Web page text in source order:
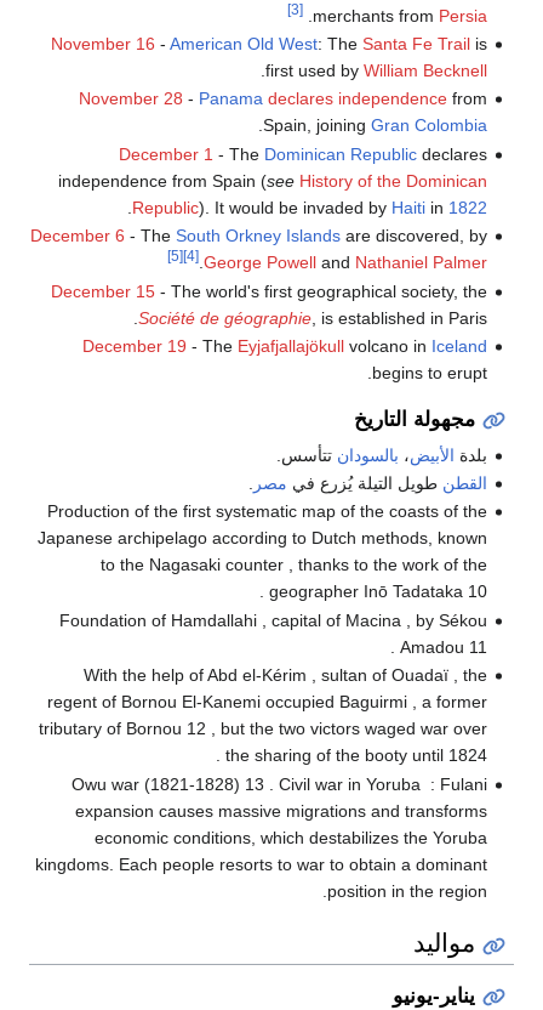
merchants from Persia
.
[3]
November 16 - American Old West: The Santa Fe Trailis
first used by William Becknell
November 28 - Panama declares independencefrom
Spain, joining Gran Colombia
.
December 1 - The Dominican Republicdeclares
independence from Spain (see History of the Dominican
Republic). It would be invaded by Haitiin 1822
December 6 - The South Orkney Islandsare discovered, by
George Powelland Nathaniel Palmer
.
[4]
[5]
December 15- The world's first geographical society, the
Société de géographie, is established in Paris.
December 19 - The Eyjafjallajökullvolcano in Iceland
begins to erupt.
مجهولة التاريخ
بلدة الأبيض، بالسودان تتأسس.
القطن طويل التيلة يُزرع في مصر
Production of the first systematic map of the coasts of the
Japanese archipelago according to Dutch methods, known
to the Nagasaki counter , thanks to the work of the
geographer Inō Tadataka 10 .
Foundation of Hamdallahi , capital of Macina , by Sékou
Amadou 11 .
With the help of Abd el-Kérim , sultan of Ouadaï , the
regent of Bornou El-Kanemi occupied Baguirmi , a former
tributary of Bornou 12 , but the two victors waged war over
the sharing of the booty until 1824 .
Owu war (1821-1828) 13 . Civil war in Yoruba : Fulani
expansion causes massive migrations and transforms
economic conditions, which destabilizes the Yoruba
kingdoms. Each people resorts to war to obtain a dominant
position in the region.
مواليد
يناير-يونيو